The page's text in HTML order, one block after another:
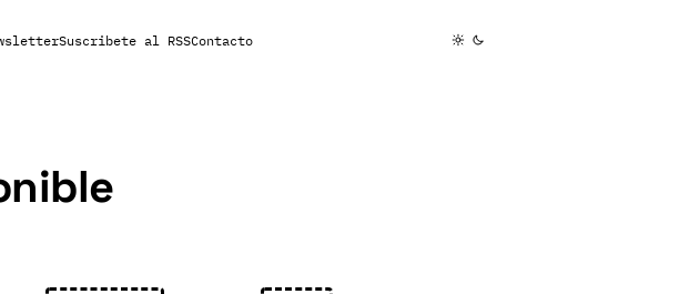
Suscribete al RSSContacto